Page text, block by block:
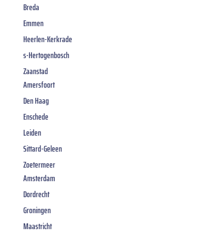
Breda
Emmen
Heerlen-Kerkrade
s-Hertogenbosch
Zaanstad
Amersfoort
Den Haag
Enschede
Leiden
Sittard-Geleen
Zoetermeer
Amsterdam
Dordrecht
Groningen
Maastricht